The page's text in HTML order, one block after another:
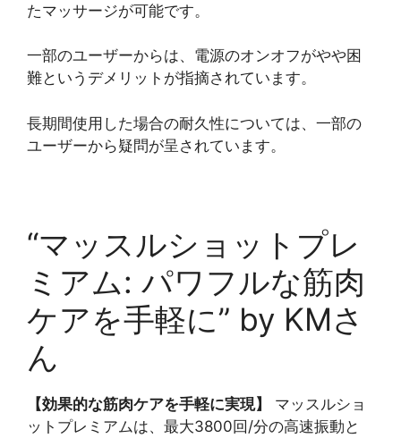
たマッサージが可能です。
一部のユーザーからは、電源のオンオフがやや困
難というデメリットが指摘されています。
長期間使用した場合の耐久性については、一部の
ユーザーから疑問が呈されています。
“マッスルショットプレ
ミアム: パワフルな筋肉
ケアを手軽に” by KMさ
ん
【効果的な筋肉ケアを手軽に実現】
マッスルショ
ットプレミアムは、最大3800回/分の高速振動と